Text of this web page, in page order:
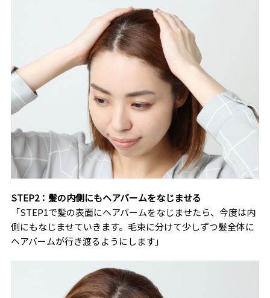
STEP2：髪の内側にもヘアバームをなじませる
「STEP1で髪の表面にヘアバームをなじませたら、今度は内
側にもなじませていきます。毛束に分けて少しずつ髪全体に
ヘアバームが行き渡るようにします」